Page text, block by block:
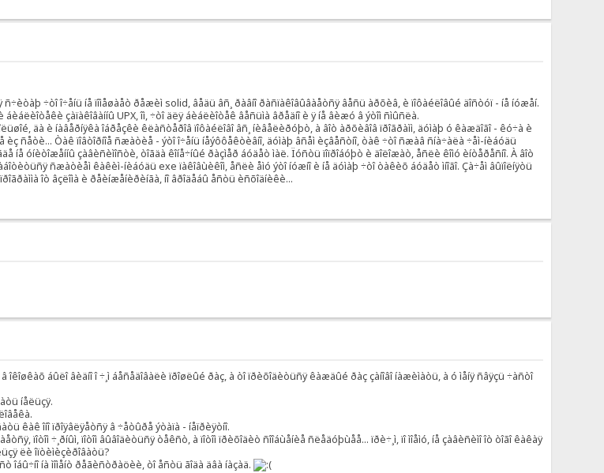
÷òî î÷åíü íå ïîìåøàåò ðåæèì solid, âåäü âñ¸ ðàâíî ðàñïàêîâûâàåòñÿ âåñü àðõèâ, è ïîôàéëîâûé äîñòóï - íå íóæåí.
çàïàêîâàííû UPX, îì, ÷òî äëÿ áèáëèîòåê âåñüìà âðåäíî è ÿ íå âèæó â ýòîì ñìûñëà.
äà è íàâåðíÿêà îáðåçêè êëàñòåðîâ ïîôàéëîâî âñ¸ íèâåëèðóþò, à âîò àðõèâîâ ïðîãðàìì, äóìàþ ó êàæäîãî - êó÷à è
ñåòè... Òàê ïîâòîðíîå ñæàòèå - ýòî î÷åíü íåýôôåêòèâíî, äóìàþ âñåì èçâåñòíî, òàê ÷òî ñæàâ ñíà÷àëà ÷åì-íèáóäü
íå óíèòîæåííû çàâèñèìîñòè, òîãäà êîíå÷íûé ðàçìåð áóäåò ìàë. Ïóñòü ïîïðîáóþò è äîëîæàò, åñëè êîìó èíòåðåñíî. À âîò
ñæàòèåì êàêèì-íèáóäü exe ïàêîâùèêîì, åñëè åìó ýòî íóæíî è íå äóìàþ ÷òî òàêèõ áóäåò ìíîãî. Çà÷åì âûïîëíÿòü
îò âçëîìà è ðåèíæåíèðèíãà, íî âðîäåáû åñòü èñõîäíèêè...
áûëî âèäíî î ÷¸ì áåñåäîâàëè ïðîøëûé ðàç, à òî ïðèõîäèòüñÿ êàæäûé ðàç çàíîâî íàæèìàòü, à ó ìåíÿ ñâÿçü ÷àñòî
íåëüçÿ.
êàê îíî ïðîÿâëÿåòñÿ â ÷åòûðå ýòàïà - íåïðèÿòíî.
ïîòîì ÷¸ðíûì, ïîòîì âûâîäèòüñÿ òåêñò, à ïîòîì ïðèõîäèò ñîîáùåíèå ñëåäóþùåå... ïðè÷¸ì, ïî ìîåìó, íå çàâèñèìî îò òîãî êàêàÿ
ëè îïòèìèçèðîâàòü?
îáû÷íî íà ìîìåíò ðåãèñòðàöèè, òî åñòü ãîäà äâà íàçàä.